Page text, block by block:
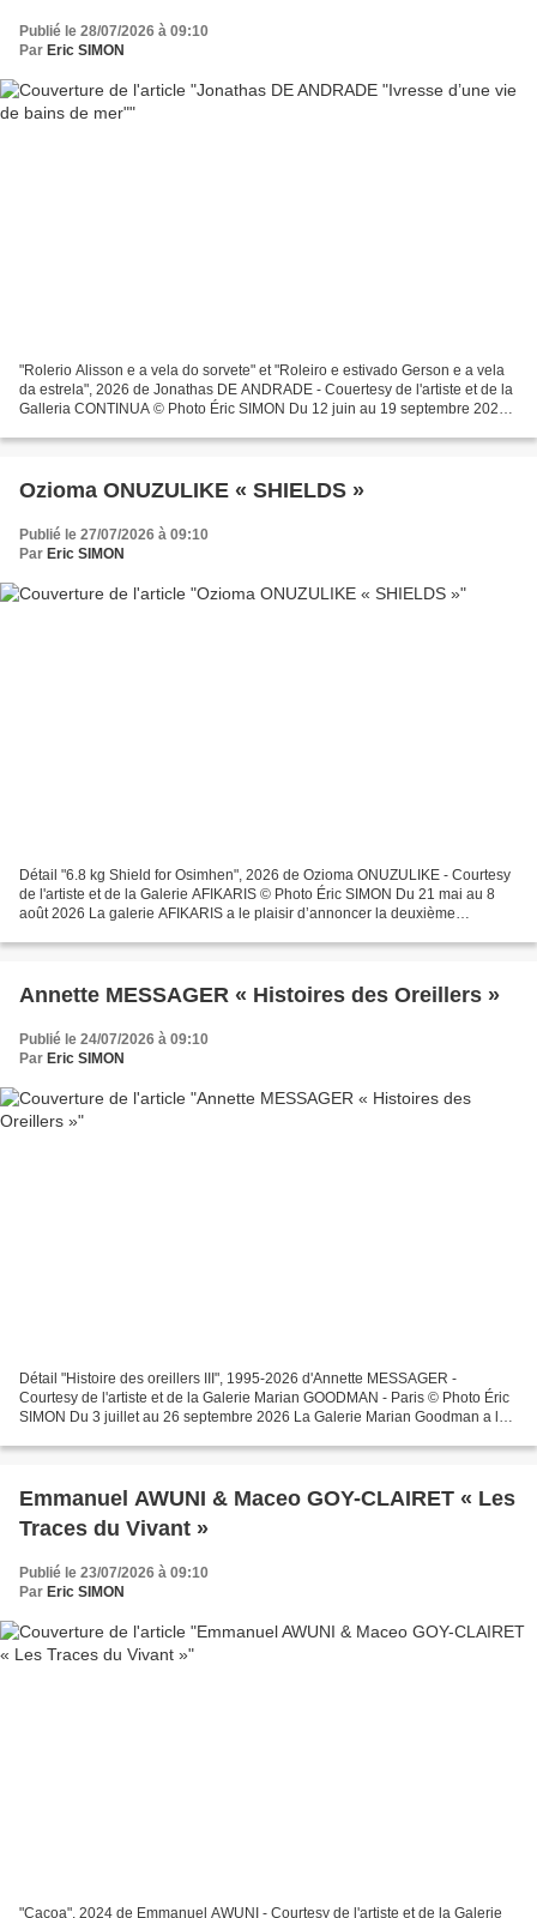
Publié le 28/07/2026 à 09:10
Par Eric SIMON
"Rolerio Alisson e a vela do sorvete" et "Roleiro e estivado Gerson e a vela
da estrela", 2026 de Jonathas DE ANDRADE - Couertesy de l'artiste et de la
Galleria CONTINUA © Photo Éric SIMON Du 12 juin au 19 septembre 2026
Ozioma ONUZULIKE « SHIELDS »
Publié le 27/07/2026 à 09:10
Par Eric SIMON
Détail "6.8 kg Shield for Osimhen", 2026 de Ozioma ONUZULIKE - Courtesy
de l'artiste et de la Galerie AFIKARIS © Photo Éric SIMON Du 21 mai au 8
août 2026 La galerie AFIKARIS a le plaisir d’annoncer la deuxième
Annette MESSAGER « Histoires des Oreillers »
Publié le 24/07/2026 à 09:10
Par Eric SIMON
Détail "Histoire des oreillers III", 1995-2026 d'Annette MESSAGER -
Courtesy de l'artiste et de la Galerie Marian GOODMAN - Paris © Photo Éric
SIMON Du 3 juillet au 26 septembre 2026 La Galerie Marian Goodman a le
Emmanuel AWUNI & Maceo GOY-CLAIRET « Les
Traces du Vivant »
Publié le 23/07/2026 à 09:10
Par Eric SIMON
"Cacoa", 2024 de Emmanuel AWUNI - Courtesy de l'artiste et de la Galerie